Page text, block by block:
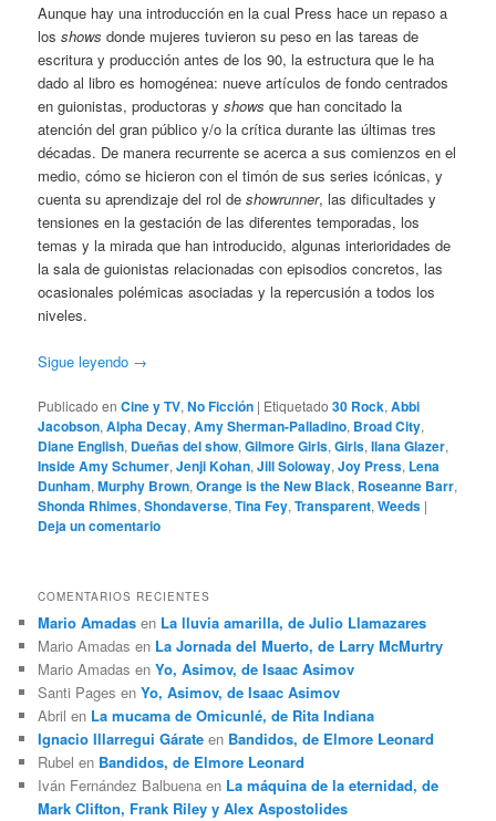
Aunque hay una introducción en la cual Press hace un repaso a
losshows donde mujeres tuvieron su peso en las tareas de
escritura y producción antes de los 90, la estructura que le ha
dado al libro es homogénea: nueve artículos de fondo centrados
en guionistas, productoras yshows que han concitado la
atención del gran público y/o la crítica durante las últimas tres
décadas. De manera recurrente se acerca a sus comienzos en el
medio, cómo se hicieron con el timón de sus series icónicas, y
cuenta su aprendizaje del rol deshowrunner, las dificultades y
tensiones en la gestación de las diferentes temporadas, los
temas y la mirada que han introducido, algunas interioridades de
la sala de guionistas relacionadas con episodios concretos, las
ocasionales polémicas asociadas y la repercusión a todos los
niveles.
Sigue leyendo →
Publicado en Cine y TV,No Ficción | Etiquetado 30 Rock,Abbi
Jacobson,Alpha Decay,Amy Sherman-Palladino, Broad City,
Diane English, Dueñas del show,Gilmore Girls,Girls,Ilana Glazer,
Inside Amy Schumer,Jenji Kohan,Jill Soloway,Joy Press, Lena
Dunham,Murphy Brown,Orange is the New Black, Roseanne Barr,
Shonda Rhimes,Shondaverse,Tina Fey,Transparent,Weeds |
Deja un comentario
COMENTARIOS RECIENTES
Mario Amadas en La lluvia amarilla, de Julio Llamazares
Mario Amadas en La Jornada del Muerto, de Larry McMurtry
Mario Amadas enYo, Asimov, de Isaac Asimov
Santi Pages enYo, Asimov, de Isaac Asimov
Abril en La mucama de Omicunlé, de Rita Indiana
Ignacio Illarregui Gárate en Bandidos, de Elmore Leonard
Rubel en Bandidos, de Elmore Leonard
Iván Fernández Balbuena en La máquina de la eternidad, de
Mark Clifton, Frank Riley y Alex Aspostolides